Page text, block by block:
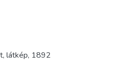
, látkép, 1892